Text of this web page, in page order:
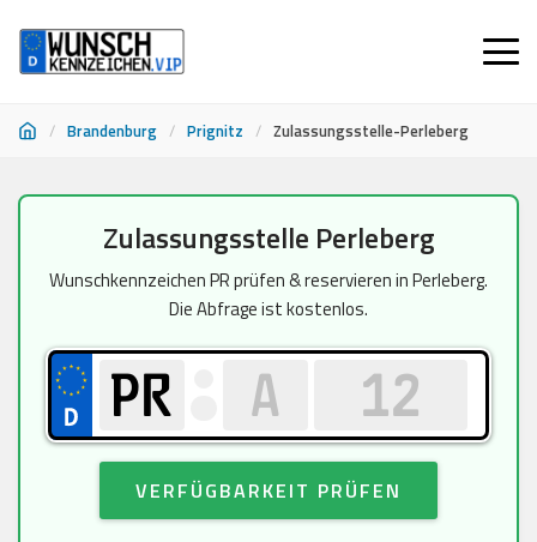
/ Brandenburg / Prignitz / Zulassungsstelle-Perleberg
springen
Zulassungsstelle Perleberg
Wunschkennzeichen PR prüfen & reservieren in Perleberg.
Die Abfrage ist kostenlos.
VERFÜGBARKEIT PRÜFEN